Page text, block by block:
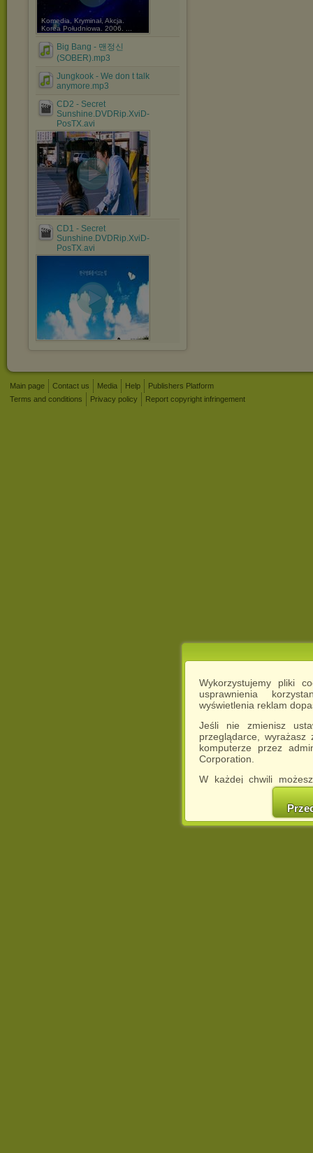
Wykorzystujemy pliki
usprawnienia
wyświetlenia reklam
Jeśli nie zmienisz
przeglądarce,
komputerze przez
Corporation.
W każdej chwili
cookies w swojej
w naszej
http://chomikuj.pl/
Komedia, Kryminał, Akcja.
Korea Południowa. 2006. ...
Big Bang - 맨정신
(SOBER).mp3
Jungkook - We don t talk
anymore.mp3
CD2 - Secret
Sunshine.DVDRip.XviD-
PosTX.avi
CD1 - Secret
Sunshine.DVDRip.XviD-
PosTX.avi
Main page Contact us Media Help
Publishers Platform
Terms and conditions
Privacy policy Report copyright infringement